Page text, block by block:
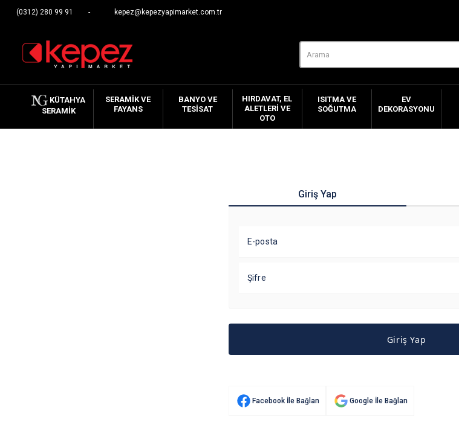
(0312) 280 99 91 kepez@kepezyapimarket.com.tr
KÜTAHYA
SERAMIK
SERAMIK VE
FAYANS
BANYO VE
TESISAT
HIRDAVAT, EL
ALETLERI VE
OTO
ISITMA VE
SOĞUTMA
EV
DEKORASYONU
Giriş Yap
E-posta
Şifre
Giriş Yap
Facebook İle Bağlan Google İle Bağlan